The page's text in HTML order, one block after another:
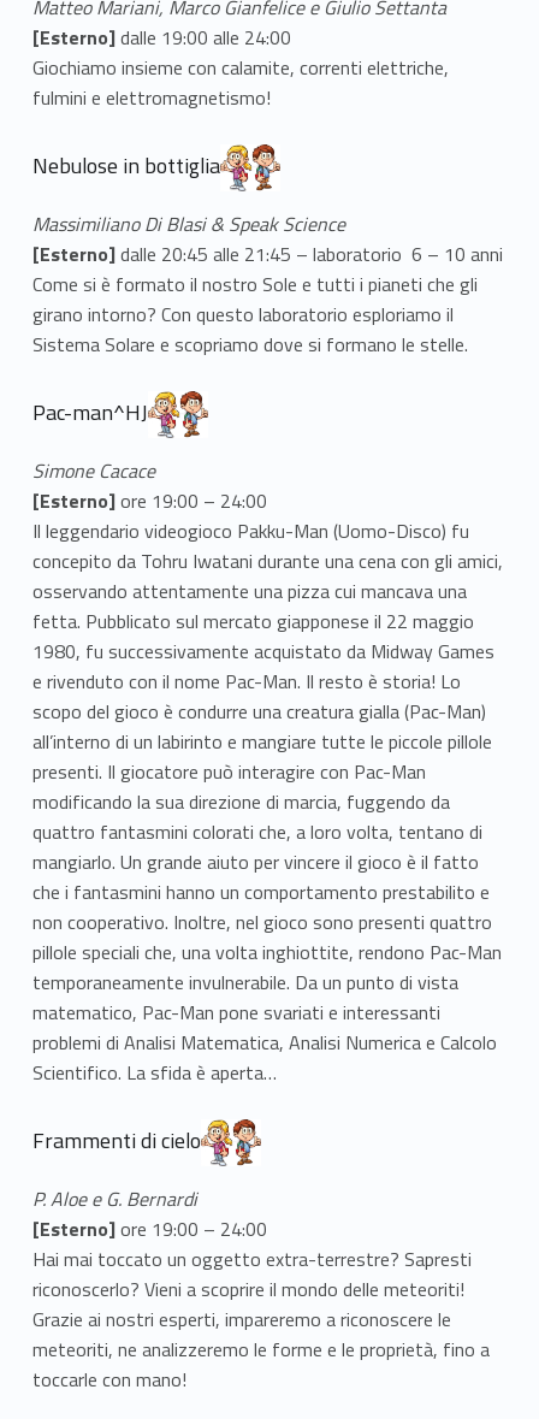
Matteo Mariani, Marco Gianfelice e Giulio Settanta
[Esterno]dalle 19:00 alle 24:00
Giochiamo insieme con calamite, correnti elettriche,
fulmini e elettromagnetismo!
Nebulose in bottiglia
Massimiliano Di Blasi & Speak Science
[Esterno]dalle 20:45 alle 21:45 – laboratorio 6 – 10 anni
Come si è formato il nostro Sole e tutti i pianeti che gli
girano intorno? Con questo laboratorio esploriamo il
Sistema Solare e scopriamo dove si formano le stelle.
Pac-man^HJ
Simone Cacace
[Esterno]ore 19:00 – 24:00
Il leggendario videogioco Pakku-Man (Uomo-Disco) fu
concepito da Tohru Iwatani durante una cena con gli amici,
osservando attentamente una pizza cui mancava una
fetta. Pubblicato sul mercato giapponese il 22 maggio
1980, fu successivamente acquistato da Midway Games
e rivenduto con il nome Pac-Man. Il resto è storia! Lo
scopo del gioco è condurre una creatura gialla (Pac-Man)
all’interno di un labirinto e mangiare tutte le piccole pillole
presenti. Il giocatore può interagire con Pac-Man
modificando la sua direzione di marcia, fuggendo da
quattro fantasmini colorati che, a loro volta, tentano di
mangiarlo. Un grande aiuto per vincere il gioco è il fatto
che i fantasmini hanno un comportamento prestabilito e
non cooperativo. Inoltre, nel gioco sono presenti quattro
pillole speciali che, una volta inghiottite, rendono Pac-Man
temporaneamente invulnerabile. Da un punto di vista
matematico, Pac-Man pone svariati e interessanti
problemi di Analisi Matematica, Analisi Numerica e Calcolo
Scientifico. La sfida è aperta…
Frammenti di cielo
P. Aloe e G. Bernardi
[Esterno]ore 19:00 – 24:00
Hai mai toccato un oggetto extra-terrestre? Sapresti
riconoscerlo? Vieni a scoprire il mondo delle meteoriti!
Grazie ai nostri esperti, impareremo a riconoscere le
meteoriti, ne analizzeremo le forme e le proprietà, fino a
toccarle con mano!